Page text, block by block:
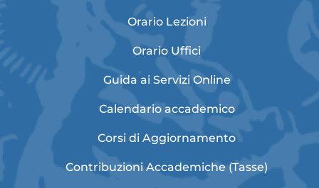
Orario Lezioni
Orario Uffici
Guida ai Servizi Online
Calendario accademico
Corsi di Aggiornamento
Contribuzioni Accademiche (Tasse)